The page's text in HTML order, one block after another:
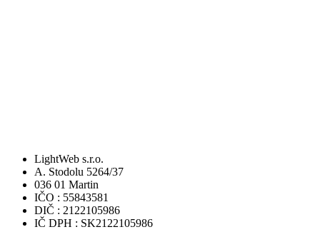
LightWeb s.r.o.
A. Stodolu 5264/37
036 01 Martin
IČO : 55843581
DIČ : 2122105986
IČ DPH : SK2122105986